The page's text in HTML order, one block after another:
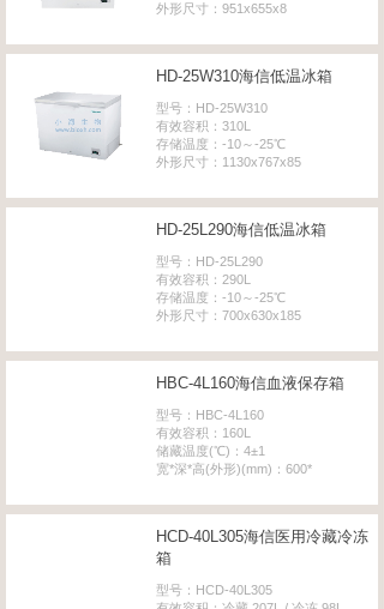
外形尺寸：951x655x8
HD-25W310海信低温冰箱
型号：HD-25W310
有效容积：310L
存储温度：-10～-25℃
外形尺寸：1130x767x85
HD-25L290海信低温冰箱
型号：HD-25L290
有效容积：290L
存储温度：-10～-25℃
外形尺寸：700x630x185
HBC-4L160海信​血液保存箱
型号：HBC-4L160
有效容积：160L
储藏温度(℃)：4±1
宽*深*高(外形)(mm)：600*
HCD-40L305海信医用冷藏冷冻
箱
型号：HCD-40L305